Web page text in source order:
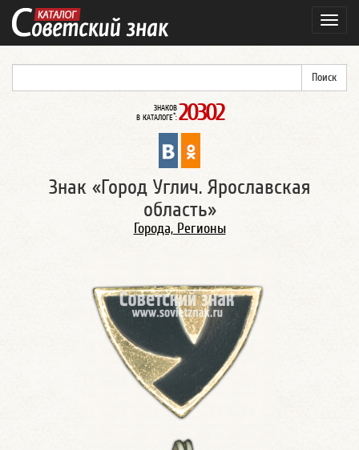
ЗНАКОВ
В КАТАЛОГЕ*: 20302
Знак «Город Углич. Ярославская
область»
Города, Регионы